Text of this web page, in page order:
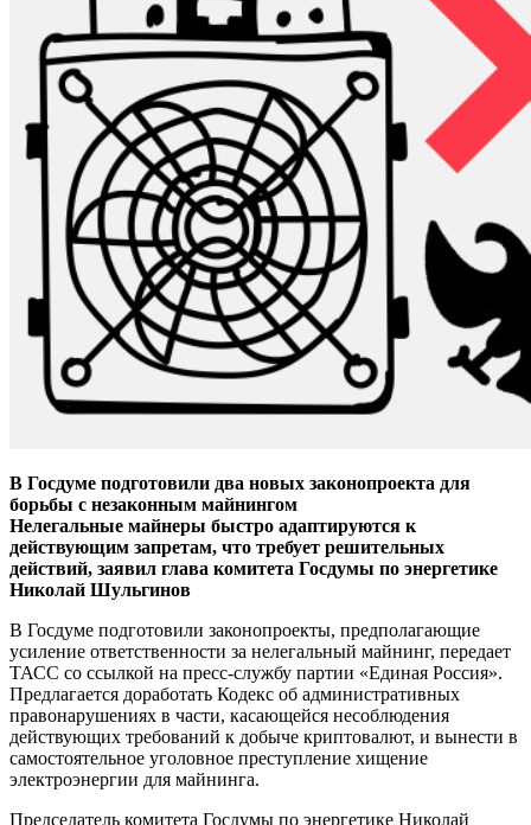
В Госдуме подготовили два новых законопроекта для
борьбы с незаконным майнингом
Нелегальные майнеры быстро адаптируются к
действующим запретам, что требует решительных
действий, заявил глава комитета Госдумы по энергетике
Николай Шульгинов
В Госдуме подготовили законопроекты, предполагающие
усиление ответственности за нелегальный майнинг, передает
ТАСС со ссылкой на пресс-службу партии «Единая Россия».
Предлагается доработать Кодекс об административных
правонарушениях в части, касающейся несоблюдения
действующих требований к добыче криптовалют, и вынести в
самостоятельное уголовное преступление хищение
электроэнергии для майнинга.
Председатель комитета Госдумы по энергетике Николай